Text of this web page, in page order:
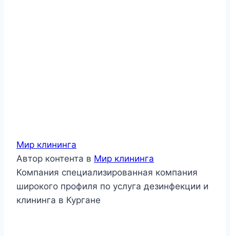
Мир клининга
Автор контента в Мир клининга
Компания специализированная компания
широкого профиля по услуга дезинфекции и
клининга в Кургане